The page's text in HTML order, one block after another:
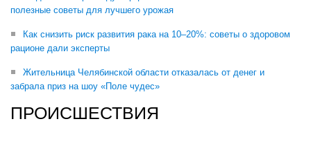
полезные советы для лучшего урожая
Как снизить риск развития рака на 10–20%: советы о здоровом
рационе дали эксперты
Жительница Челябинской области отказалась от денег и
забрала приз на шоу «Поле чудес»
ПРОИСШЕСТВИЯ